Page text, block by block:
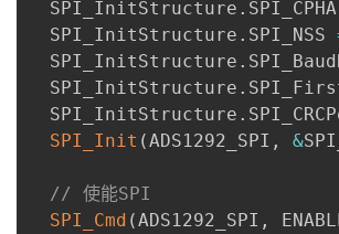
  SPI_InitStructure
. SPI_CPHA
  SPI_InitStructure
. SPI_NSS
  SPI_InitStructure
.
  SPI_InitStructure
.
  SPI_InitStructure
.
SPI_Init (ADS1292_SPI , &
// 使能SPI
SPI_Cmd (ADS1292_SPI ,